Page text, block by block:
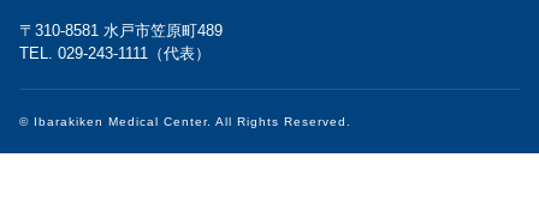
〒310-8581 水戸市笠原町489
TEL. 029-243-1111（代表）
© Ibarakiken Medical Center. All Rights Reserved.